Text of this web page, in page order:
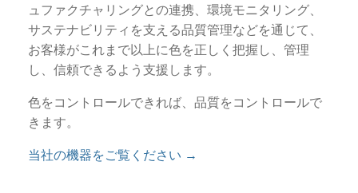
ュファクチャリングとの連携、環境モニタリング、
サステナビリティを支える品質管理などを通じて、
お客様がこれまで以上に色を正しく把握し、管理
し、信頼できるよう支援します。
色をコントロールできれば、品質をコントロールで
きます。
当社の機器をご覧ください →